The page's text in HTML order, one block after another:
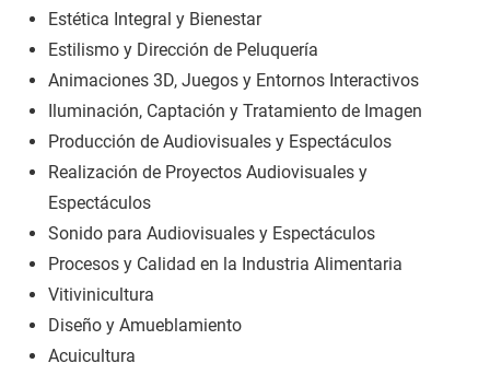
Estética Integral y Bienestar
Estilismo y Dirección de Peluquería
Animaciones 3D, Juegos y Entornos Interactivos
Iluminación, Captación y Tratamiento de Imagen
Producción de Audiovisuales y Espectáculos
Realización de Proyectos Audiovisuales y
Espectáculos
Sonido para Audiovisuales y Espectáculos
Procesos y Calidad en la Industria Alimentaria
Vitivinicultura
Diseño y Amueblamiento
Acuicultura